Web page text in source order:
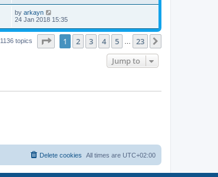
by arkayn
24 Jan 2018 15:35
1136 topics Page of 23
1 2 3 4 5 23
Jump to
All times are UTC+02:00
Delete cookies